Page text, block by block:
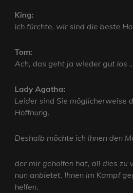
King:
Ich fürchte, wir sind die beste
Tom:
Ach, das geht ja wieder gut los
Lady Agatha:
Leider sind Sie möglicherweise
Hoffnung.
Deshalb möchte ich Ihnen den
der mir geholfen hat, all dies zu
nun anbietet, Ihnen im Kampf
helfen.